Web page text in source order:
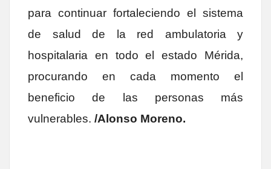
para continuar fortaleciendo el sistema
de salud de la red ambulatoria y
hospitalaria en todo el estado Mérida,
procurando en cada momento el
beneficio de las personas más
vulnerables. /Alonso Moreno.